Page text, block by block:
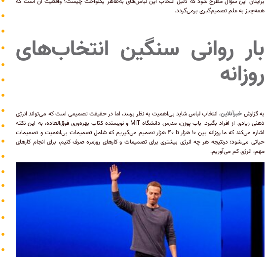
همه‌چیز به علم تصمیم‌گیری برمی‌گردد.
بار روانی سنگین انتخاب‌های
روزانه
به گزارش خبرآنلاین، انتخاب لباس شاید بی‌اهمیت به نظر برسد، اما در حقیقت تصمیمی است که می‌تواند انرژی
ذهنی زیادی از افراد بگیرد. باب پوزن، مدرس دانشگاه MIT و نویسنده کتاب بهره‌وری فوق‌العاده، به این نکته
اشاره می‌کند که ما روزانه بین ۱۰ هزار تا ۴۰ هزار تصمیم می‌گیریم که شامل تصمیمات بی‌اهمیت و تصمیمات
حیاتی می‌شود؛ درنتیجه هر چه انرژی بیشتری برای تصمیمات و کارهای روزمره صرف کنیم، برای انجام کارهای
مهم، انرژی کم می‌آوریم.